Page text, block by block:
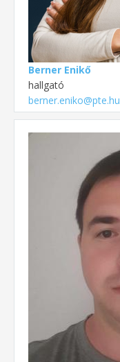
Berner Enikő
hallgató
berner.eniko@pte.hu